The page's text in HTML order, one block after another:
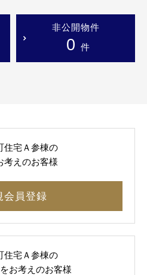
非公開物件
0 件
住宅Ａ参棟の
考えのお客様
会員登録
住宅Ａ参棟の
お考えのお客様